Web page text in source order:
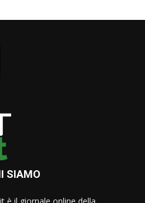
SIAMO